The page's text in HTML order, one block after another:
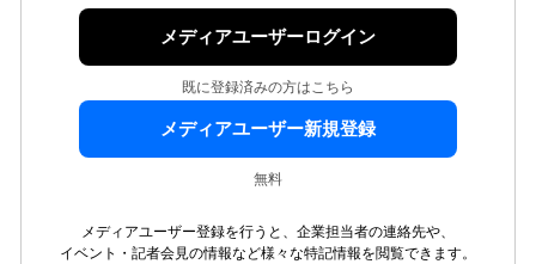
メディアユーザーログイン
既に登録済みの方はこちら
メディアユーザー新規登録
無料
メディアユーザー登録を行うと、企業担当者の連絡先や、
イベント・記者会見の情報など様々な特記情報を閲覧できます。